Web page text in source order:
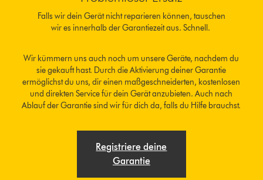
Falls wir dein Gerät nicht reparieren können, tauschen
wir es innerhalb der Garantiezeit aus. Schnell.
Wir kümmern uns auch noch um unsere Geräte, nachdem du
sie gekauft hast. Durch die Aktivierung deiner Garantie
ermöglichst du uns, dir einen maßgeschneiderten, kostenlosen
und direkten Service für dein Gerät anzubieten. Auch nach
Ablauf der Garantie sind wir für dich da, falls du Hilfe brauchst.
Registriere deine
Garantie